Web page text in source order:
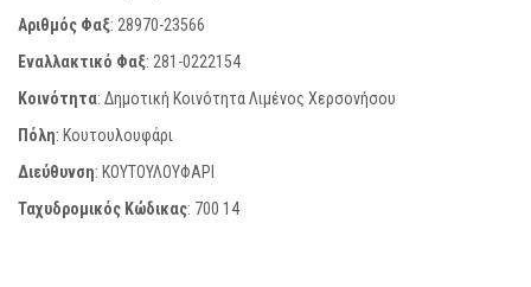
Αριθμός Φαξ: 28970-23566
Εναλλακτικό Φαξ: 281-0222154
Κοινότητα: Δημοτική Κοινότητα Λιμένος Χερσονήσου
Πόλη: Κουτουλουφάρι
Διεύθυνση: ΚΟΥΤΟΥΛΟΥΦΑΡΙ
Ταχυδρομικός Κώδικας: 700 14